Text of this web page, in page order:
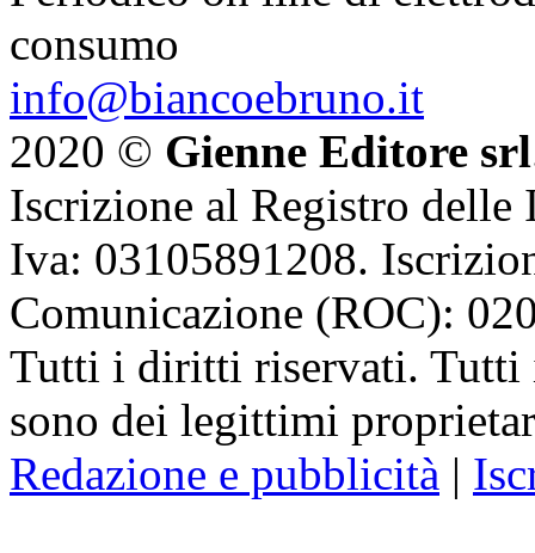
consumo
info@biancoebruno.it
2020 © Gienne Editore srl
Iscrizione al Registro delle
Iva: 03105891208.
Comunicazione (ROC):
Tutti i diritti riservati. Tutti
sono dei legittimi
Redazione e pubblicità |